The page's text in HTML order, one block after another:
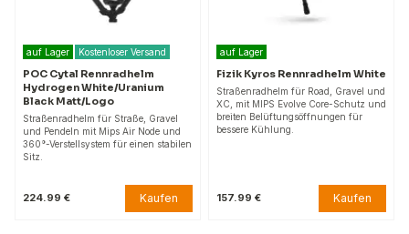
auf Lager Kostenloser Versand
POC Cytal Rennradhelm
Hydrogen White/Uranium
Black Matt/Logo
Straßenradhelm für Straße, Gravel
und Pendeln mit Mips Air Node und
360°-Verstellsystem für einen stabilen
Sitz.
224.99 € Kaufen
auf Lager
Fizik Kyros Rennradhelm White
Straßenradhelm für Road, Gravel und
XC, mit MIPS Evolve Core-Schutz und
breiten Belüftungsöffnungen für
bessere Kühlung.
157.99 € Kaufen